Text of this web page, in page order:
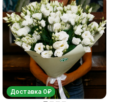
Доставка 0₽